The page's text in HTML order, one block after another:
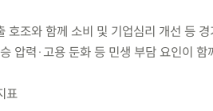
호조와 함께 소비 및 기업심리 개선 등
압력·고용 둔화 등 민생 부담 요인이 함
표